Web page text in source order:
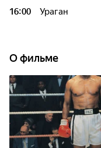
16:00 Ураган
О фильме